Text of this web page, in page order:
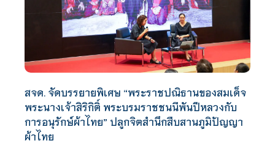
สจด. จัดบรรยายพิเศษ “พระราชปณิธานของสมเด็จ
พระนางเจ้าสิริกิติ์ พระบรมราชชนนีพันปีหลวงกับ
การอนุรักษ์ผ้าไทย” ปลูกจิตสำนึกสืบสานภูมิปัญญา
ผ้าไทย